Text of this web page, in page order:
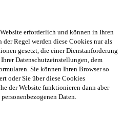
erforderlich und können in Ihren
Regel werden diese Cookies nur als
gesetzt, die einer Dienstanforderung
Datenschutzeinstellungen, dem
Sie können Ihren Browser so
oder Sie über diese Cookies
der Website funktionieren dann aber
Daten.